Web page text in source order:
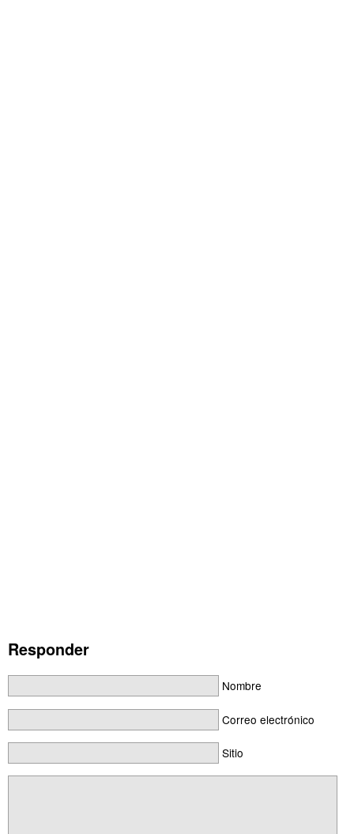
Responder
Nombre
Correo electrónico
Sitio